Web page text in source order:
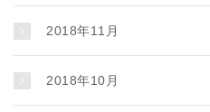
2018年11月
2018年10月